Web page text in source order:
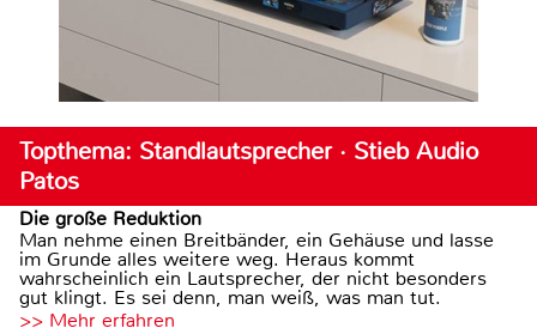
Topthema: Standlautsprecher · Stieb Audio
Patos
Die große Reduktion
Man nehme einen Breitbänder, ein Gehäuse und lasse
im Grunde alles weitere weg. Heraus kommt
wahrscheinlich ein Lautsprecher, der nicht besonders
gut klingt. Es sei denn, man weiß, was man tut.
>> Mehr erfahren